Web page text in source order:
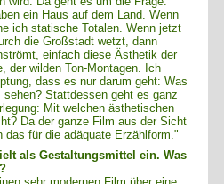
ein Haus auf dem Land. Wenn
ich statische Totalen. Wenn jetzt
die Großstadt wetzt, dann
einfach diese Ästhetik der
der wilden Ton-Montagen. Ich
dass es nur darum geht: Was
Stattdessen geht es ganz
Mit welchen ästhetischen
Da der ganze Film aus der Sicht
für die adäquate Erzählform."
als Gestaltungsmittel ein. Was